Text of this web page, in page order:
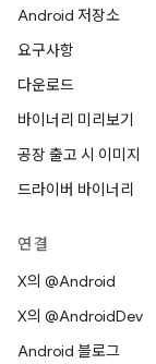
Android 저장소
요구사항
다운로드
바이너리 미리보기
공장 출고 시 이미지
드라이버 바이너리
연결
X의 @Android
X의 @AndroidDev
Android 블로그